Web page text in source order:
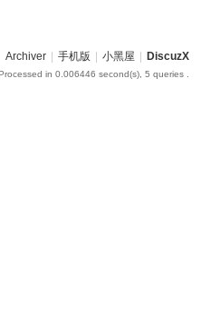
Archiver 手机版 小黑屋 DiscuzX
in 0.006446 second(s), 5 queries .